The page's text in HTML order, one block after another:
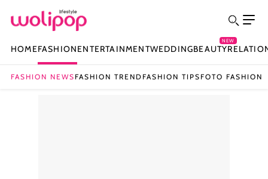
HOMEFASHIONENTERTAINMENTWEDDINGBEAUTY
NEW
FASHION NEWS FASHION TREND FASHION TIPS FOTO FASHION